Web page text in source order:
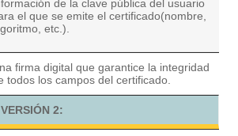
de la clave pública del usuario
el que se emite el certificado(nombre,
etc.).
firma digital que garantice la integridad
todos los campos del certificado.
2: